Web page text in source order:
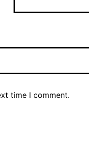
time I comment.